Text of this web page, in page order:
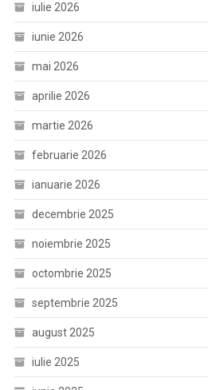
iulie 2026
iunie 2026
mai 2026
aprilie 2026
martie 2026
februarie 2026
ianuarie 2026
decembrie 2025
noiembrie 2025
octombrie 2025
septembrie 2025
august 2025
iulie 2025